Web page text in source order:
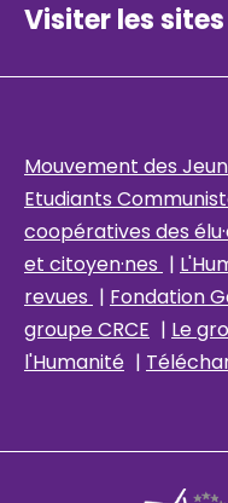
Visiter les
Mouvement des
Etudiants
coopératives des élu
et citoyen·nes |
revues | Fondation
groupe CRCE | Le
l'Humanité |